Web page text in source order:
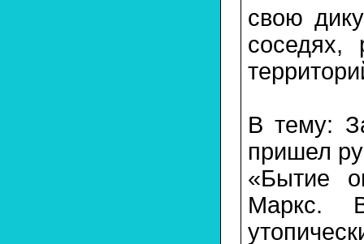
свою
соседях,
В тему:
пришел
«Бытие
Маркс.